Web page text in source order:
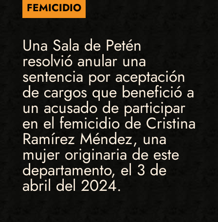
FEMICIDIO
Una Sala de Petén
resolvió anular una
sentencia por aceptación
de cargos que benefició a
un acusado de participar
en el femicidio de Cristina
Ramírez Méndez, una
mujer originaria de este
departamento, el 3 de
abril del 2024.